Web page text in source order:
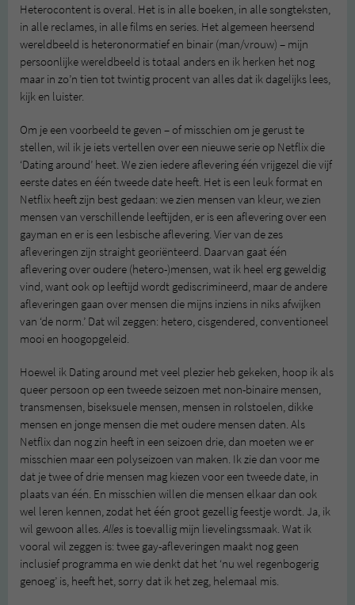
Heterocontent is overal. Het is in alle boeken, in alle songteksten,
in alle reclames, in alle films en series. Het algemeen heersend
wereldbeeld is heteronormatief en binair (man/vrouw) – mijn
persoonlijke wereldbeeld is totaal anders en ik herken het nog
maar in zo’n tien tot twintig procent van alles dat ik dagelijks lees,
kijk en luister.
Om je een voorbeeld te geven – of misschien om je gerust te
stellen, wil ik je iets vertellen over een nieuwe serie op Netflix die
‘Dating around’ heet. We zien iedere aflevering één vrijgezel die vijf
eerste dates en één tweede date heeft. Het is een leuk format en
Netflix heeft zijn best gedaan: we zien mensen van kleur, we zien
mensen van verschillende leeftijden, er is een aflevering over een
gayman en er is een lesbische aflevering. Vier van de zes
afleveringen zijn straight georiënteerd. Daarvan gaat één
aflevering over oudere (hetero-)mensen, wat ik heel erg geweldig
vind, want ook op leeftijd wordt gediscrimineerd, maar de andere
afleveringen gaan over mensen die mijns inziens in niks afwijken
van ‘de norm.’ Dat wil zeggen: hetero, cisgendered, conventioneel
mooi en hoogopgeleid.
Hoewel ik Dating around met veel plezier heb gekeken, hoop ik als
queer persoon op een tweede seizoen met non-binaire mensen,
transmensen, biseksuele mensen, mensen in rolstoelen, dikke
mensen en jonge mensen die met oudere mensen daten. Als
Netflix dan nog zin heeft in een seizoen drie, dan moeten we er
misschien maar een polyseizoen van maken. Ik zie dan voor me
dat je twee of drie mensen mag kiezen voor een tweede date, in
plaats van één. En misschien willen die mensen elkaar dan ook
wel leren kennen, zodat het één groot gezellig feestje wordt. Ja, ik
wil gewoon alles.Alles is toevallig mijn lievelingssmaak. Wat ik
vooral wil zeggen is: twee gay-afleveringen maakt nog geen
inclusief programma en wie denkt dat het ‘nu wel regenbogerig
genoeg’ is, heeft het, sorry dat ik het zeg, helemaal mis.